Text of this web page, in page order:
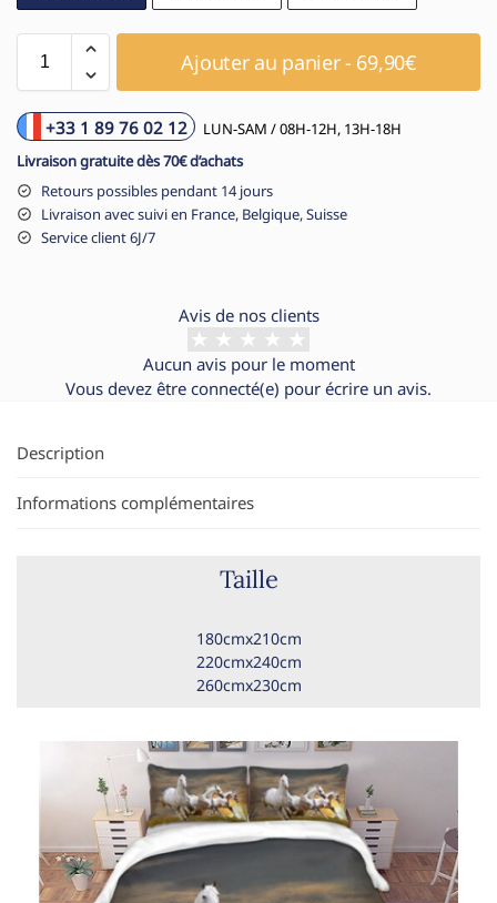
Ajouter au panier - 69,90€
+33 1 89 76 02 12
LUN-SAM / 08H-12H, 13H-18H
Livraison gratuite dès 70€ d’achats
Retours possibles pendant 14 jours
Livraison avec suivi en France, Belgique, Suisse
Service client 6J/7
Avis de nos clients
Aucun avis pour le moment
Vous devez être connecté(e) pour écrire un avis.
Description
Informations complémentaires
Taille
180cmx210cm
220cmx240cm
260cmx230cm